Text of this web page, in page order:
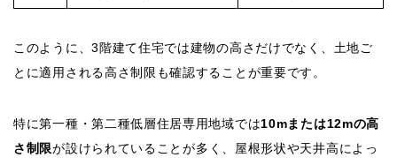
このように、3階建て住宅では建物の高さだけでなく、土地ご
とに適用される高さ制限も確認することが重要です。
特に第一種・第二種低層住居専用地域では10mまたは12mの高
さ制限が設けられていることが多く、屋根形状や天井高によっ